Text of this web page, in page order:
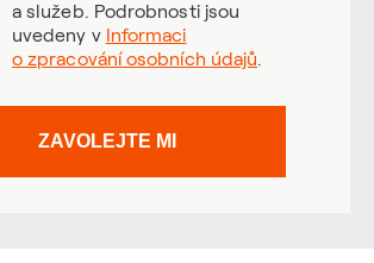
a služeb. Podrobnosti jsou
uvedeny v Informaci
o zpracování osobních údajů.
ZAVOLEJTE MI